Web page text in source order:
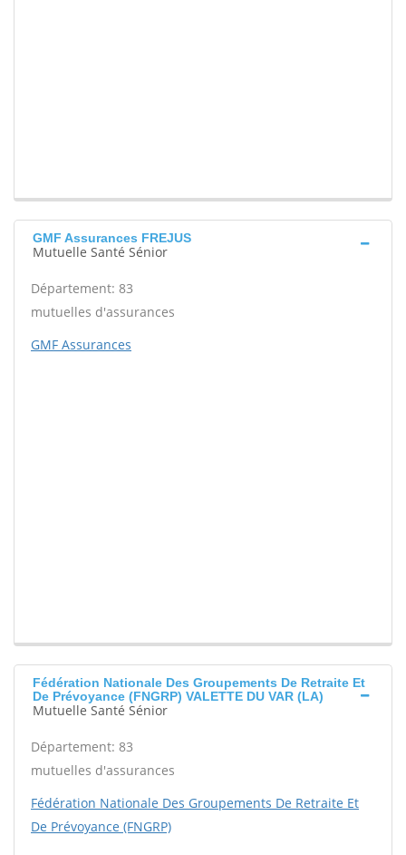
GMF Assurances FREJUS
Mutuelle Santé Sénior
Département: 83
mutuelles d'assurances
GMF Assurances
Fédération Nationale Des Groupements De Retraite Et
De Prévoyance (FNGRP) VALETTE DU VAR (LA)
Mutuelle Santé Sénior
Département: 83
mutuelles d'assurances
Fédération Nationale Des Groupements De Retraite Et
De Prévoyance (FNGRP)